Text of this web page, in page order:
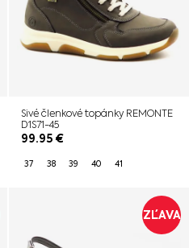
Sivé členkové topánky REMONTE
D1S71-45
99.95€
37 38 39 40 41
ZĽAVA